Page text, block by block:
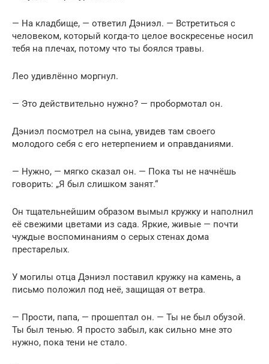
— На кладбище, — ответил Дэниэл. — Встретиться с
человеком, который когда-то целое воскресенье носил
тебя на плечах, потому что ты боялся травы.
Лео удивлённо моргнул.
— Это действительно нужно? — пробормотал он.
Дэниэл посмотрел на сына, увидев там своего
молодого себя с его нетерпением и оправданиями.
— Нужно, — мягко сказал он. — Пока ты не начнёшь
говорить: „Я был слишком занят.“
Он тщательнейшим образом вымыл кружку и наполнил
её свежими цветами из сада. Яркие, живые — почти
чуждые воспоминаниям о серых стенах дома
престарелых.
У могилы отца Дэниэл поставил кружку на камень, а
письмо положил под неё, защищая от ветра.
— Прости, папа, — прошептал он. — Ты не был обузой.
Ты был тенью. Я просто забыл, как сильно мне это
нужно, пока тени не стало.